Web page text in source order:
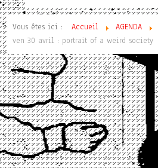
Vous êtes ici : Accueil AGENDA
ven 30 avril : portrait of a weird society